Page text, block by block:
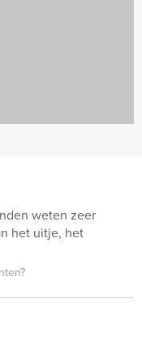
weten zeer
het uitje, het